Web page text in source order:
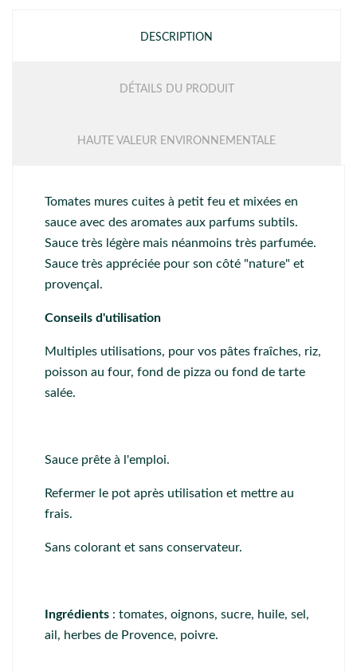
DESCRIPTION
DÉTAILS DU PRODUIT
HAUTE VALEUR ENVIRONNEMENTALE
Tomates mures cuites à petit feu et mixées en
sauce avec des aromates aux parfums subtils.
Sauce très légère mais néanmoins très parfumée.
Sauce très appréciée pour son côté "nature" et
provençal.
Conseils d'utilisation
Multiples utilisations, pour vos pâtes fraîches, riz,
poisson au four, fond de pizza ou fond de tarte
salée.
Sauce prête à l'emploi.
Refermer le pot après utilisation et mettre au
frais.
Sans colorant et sans conservateur.
Ingrédients : tomates, oignons, sucre, huile, sel,
ail, herbes de Provence, poivre.